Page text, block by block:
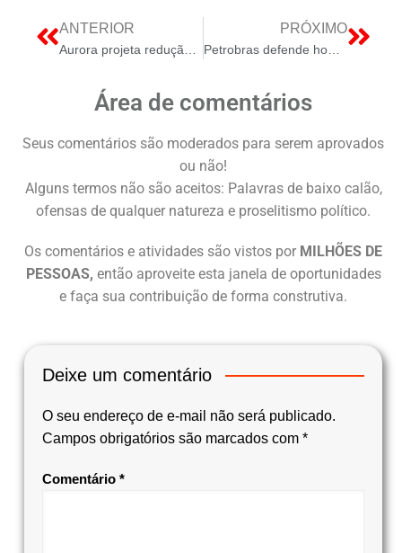
ANTERIOR PRÓXIMO
Área de comentários
Seus comentários são moderados para serem aprovados
ou não!
Alguns termos não são aceitos: Palavras de baixo calão,
ofensas de qualquer natureza e proselitismo político.
Os comentários e atividades são vistos por MILHÕES DE
PESSOAS, então aproveite esta janela de oportunidades
e faça sua contribuição de forma construtiva.
Deixe um comentário
O seu endereço de e-mail não será publicado.
Campos obrigatórios são marcados com *
Comentário *